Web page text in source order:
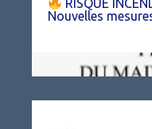
RISQUE
Nouvelles